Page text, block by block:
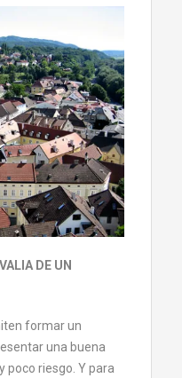
DE UN
formar un
una buena
poco riesgo. Y para